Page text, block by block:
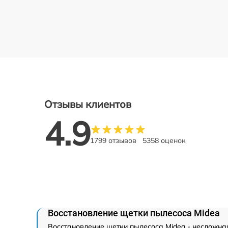
Отзывы клиентов
4.91799 отзывов 5358 оценок
Восстановление щетки пылесоса Midea